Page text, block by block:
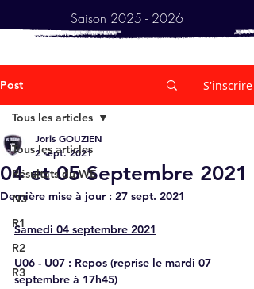
Saison 2025 - 2026
Post S'inscrire
Tous les articles
Résultats du WE
N3
R1
R2
R3
Tous les articles
04 et 05 Septembre 2021
Joris GOUZIEN
2 sept. 2021
Dernière mise à jour : 27 sept. 2021
Samedi 04 septembre 2021
U06 - U07 : Repos (reprise le mardi 07
septembre à 17h45)